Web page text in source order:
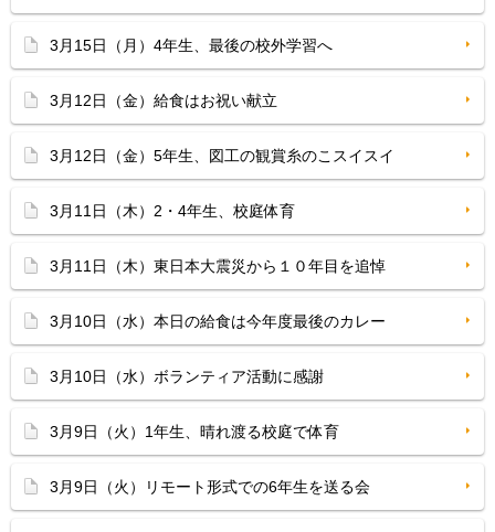
3月15日（月）4年生、最後の校外学習へ
3月12日（金）給食はお祝い献立
3月12日（金）5年生、図工の観賞糸のこスイスイ
3月11日（木）2・4年生、校庭体育
3月11日（木）東日本大震災から１０年目を追悼
3月10日（水）本日の給食は今年度最後のカレー
3月10日（水）ボランティア活動に感謝
3月9日（火）1年生、晴れ渡る校庭で体育
3月9日（火）リモート形式での6年生を送る会